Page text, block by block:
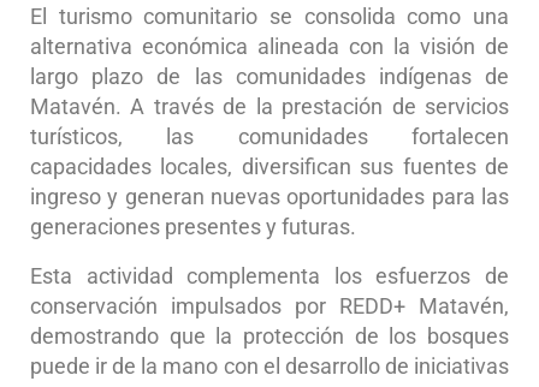
El turismo comunitario se consolida como una
alternativa económica alineada con la visión de
largo plazo de las comunidades indígenas de
Matavén. A través de la prestación de servicios
turísticos, las comunidades fortalecen
capacidades locales, diversifican sus fuentes de
ingreso y generan nuevas oportunidades para las
generaciones presentes y futuras.
Esta actividad complementa los esfuerzos de
conservación impulsados por REDD+ Matavén,
demostrando que la protección de los bosques
puede ir de la mano con el desarrollo de iniciativas